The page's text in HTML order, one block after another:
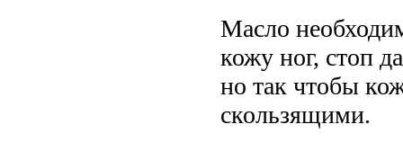
Масло
кожу ног, стоп
но так чтобы
скользящими.